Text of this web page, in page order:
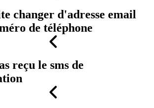
changer d'adresse email
de téléphone
reçu le sms de